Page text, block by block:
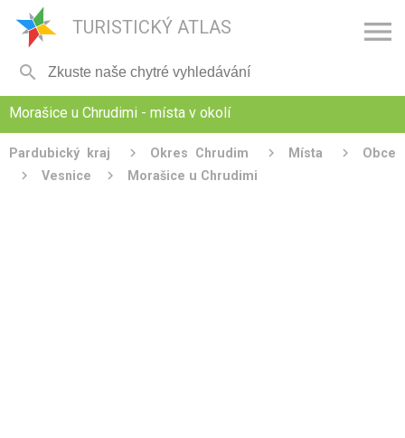
TURISTICKÝ ATLAS 

Morašice u Chrudimi - místa v okolí
Pardubický kraj Okres Chrudim Místa
Obce
Vesnice
Morašice u Chrudimi